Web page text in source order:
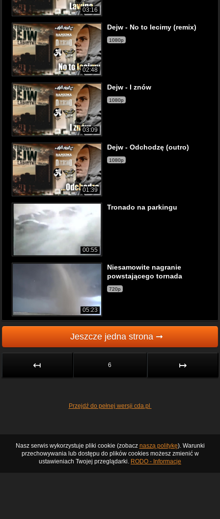
03:16
02:48
Dejw - No to lecimy (remix)
1080p
03:09
Dejw - I znów
1080p
01:39
Dejw - Odchodzę (outro)
1080p
00:55
Tronado na parkingu
05:23
Niesamowite nagranie
powstającego tornada
720p
Jeszcze jedna strona ➞
↤ 6 ↦
Przejdź do pełnej wersji cda.pl
Nasz serwis wykorzystuje pliki cookie (zobacz naszą politykę). Warunki
przechowywania lub dostępu do plików cookies możesz zmienić w
ustawieniach Twojej przeglądarki. RODO - Informacje